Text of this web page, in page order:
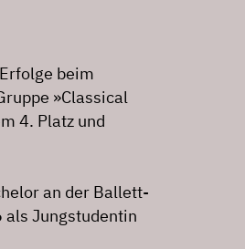
beim
»Classical
4. Platz und
an der Ballett-
Jungstudentin